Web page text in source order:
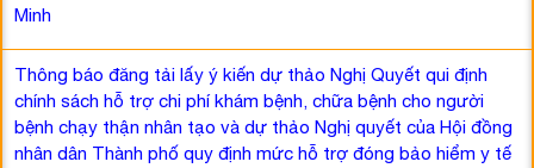
Minh
Thông báo đăng tải lấy ý kiến dự thảo Nghị Quyết qui định
chính sách hỗ trợ chi phí khám bệnh, chữa bệnh cho người
bệnh chạy thận nhân tạo và dự thảo Nghị quyết của Hội đồng
nhân dân Thành phố quy định mức hỗ trợ đóng bảo hiểm y tế